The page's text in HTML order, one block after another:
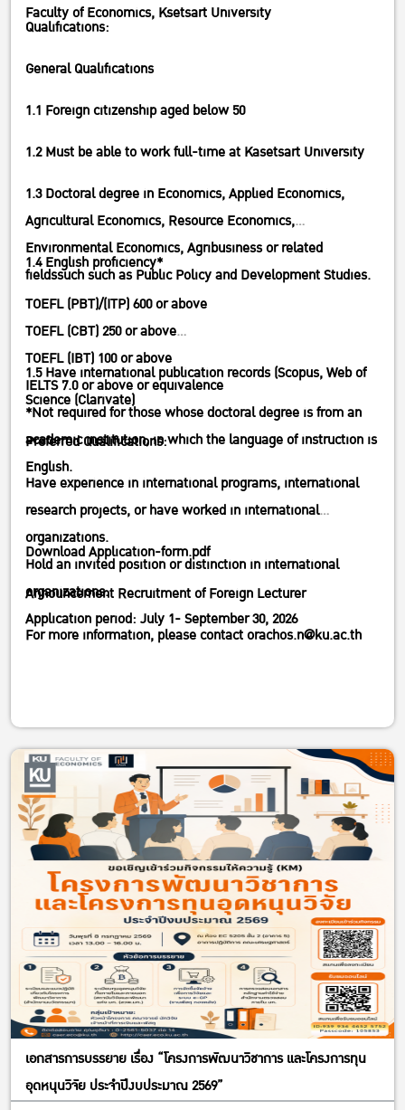
Faculty of Economics, Ksetsart University
Qualifications:
General Qualifications
1.1 Foreign citizenship aged below 50
1.2 Must be able to work full-time at Kasetsart University
1.3 Doctoral degree in Economics, Applied Economics,
Agricultural Economics, Resource Economics,
Environmental Economics, Agribusiness or related
fieldssuch such as Public Policy and Development Studies.
1.4 English proficiency*
TOEFL (PBT)/(ITP) 600 or above
TOEFL (CBT) 250 or above
TOEFL (IBT) 100 or above
IELTS 7.0 or above or equivalence
*Not required for those whose doctoral degree is from an
academic institution, in which the language of instruction is
English.
1.5 Have international publication records (Scopus, Web of
Science (Clarivate)
Preferred Qualifications:
Have experience in international programs, international
research projects, or have worked in international
organizations.
Hold an invited position or distinction in international
organizations.
Application period: July 1- September 30, 2026
Download Application-form.pdf
Announcement Recruitment of Foreign Lecturer
For more information, please contact orachos.n@ku.ac.th
เอกสารการบรรยาย เรื่อง “โครงการพัฒนาวิชาการ และโครงการทุน
อุดหนุนวิจัย ประจำปีงบประมาณ 2569”